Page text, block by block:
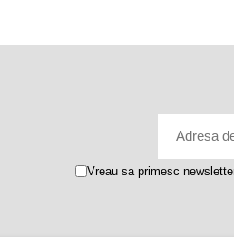
Vreau sa primesc